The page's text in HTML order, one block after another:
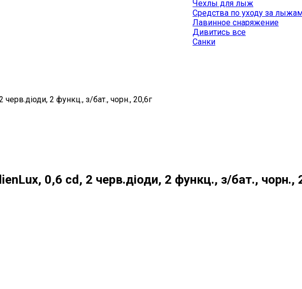
Чехлы для лыж
Средства по уходу за
Лавинное снаряжение
Дивитись все
Санки
2 функц., з/бат., чорн., 20,6г
0,6 cd, 2 черв.діоди, 2 функц., з/бат., чорн.,